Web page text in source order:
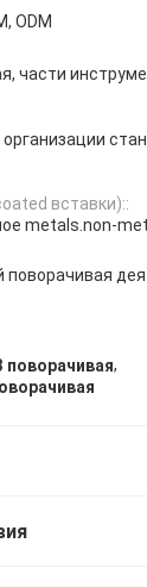
ODM
части
вставки)::
metals.non-
поворачивая,